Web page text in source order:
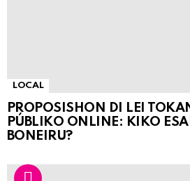
LOCAL
PROPOSISHON DI LEI
PÚBLIKO ONLINE: KIKO
BONEIRU?